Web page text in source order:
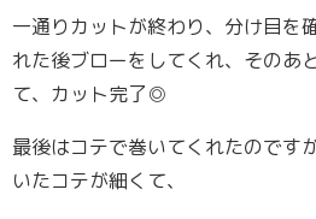
一通りカットが終わり、分け目を
れた後ブローをしてくれ、そのあ
て、カット完了◎
最後はコテで巻いてくれたのです
いたコテが細くて、